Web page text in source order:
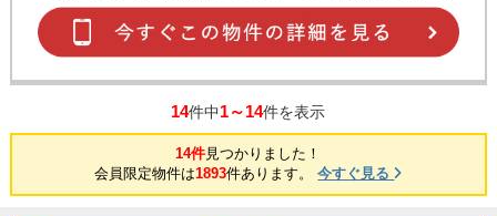
14件中1～14件を表示
14件見つかりました！
会員限定物件は1893件あります。今すぐ見る